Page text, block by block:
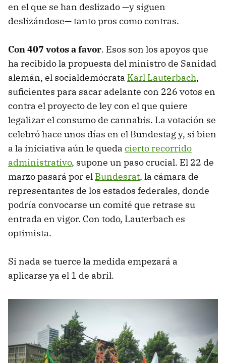
en el que se han deslizado —y siguen
deslizándose— tanto pros como contras.
Con 407 votos a favor. Esos son los apoyos que
ha recibido la propuesta del ministro de Sanidad
alemán, el socialdemócrata Karl Lauterbach,
suficientes para sacar adelante con 226 votos en
contra el proyecto de ley con el que quiere
legalizar el consumo de cannabis. La votación se
celebró hace unos días en el Bundestag y, si bien
a la iniciativa aún le queda cierto recorrido
administrativo, supone un paso crucial. El 22 de
marzo pasará por el Bundesrat, la cámara de
representantes de los estados federales, donde
podría convocarse un comité que retrase su
entrada en vigor. Con todo, Lauterbach es
optimista.
Si nada se tuerce la medida empezará a
aplicarse ya el 1 de abril.